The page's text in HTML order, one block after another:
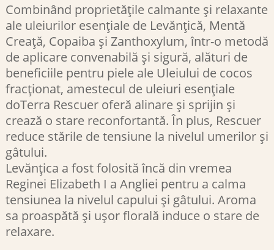
Combinând proprietățile calmante și relaxante
ale uleiurilor esențiale de Levănțică, Mentă
Creață, Copaiba și Zanthoxylum, într-o metodă
de aplicare convenabilă și sigură, alături de
beneficiile pentru piele ale Uleiului de cocos
fracționat, amestecul de uleiuri esențiale
doTerra Rescuer oferă alinare și sprijin și
crează o stare reconfortantă. În plus, Rescuer
reduce stările de tensiune la nivelul umerilor și
gâtului.
Levănțica a fost folosită încă din vremea
Reginei Elizabeth I a Angliei pentru a calma
tensiunea la nivelul capului și gâtului. Aroma
sa proaspătă și ușor florală induce o stare de
relaxare.